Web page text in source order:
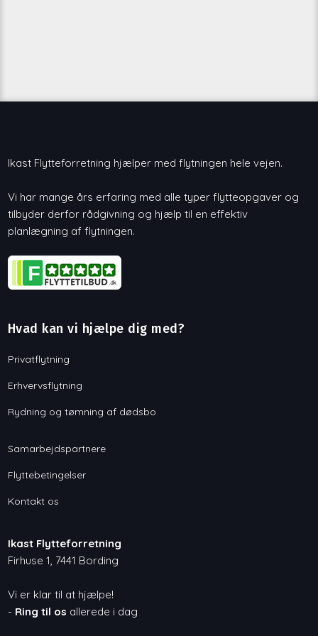
Ikast Flytteforretning hjælper med flytningen hele vejen.
Vi har mange års erfaring med alle typer flytteopgaver og
tilbyder derfor rådgivning og hjælp til en effektiv
planlægning af flytningen.
Hvad kan vi hjælpe dig med?
Privatflytning
Erhvervsflytning
Rydning og tømning af dødsbo
Samarbejdspartnere
Flyttebetingelser
Kontakt os
Ikast Flytteforretning
Firhuse 1, 7441 Bording
Vi er klar til at hjælpe!
- Ring til os allerede i dag